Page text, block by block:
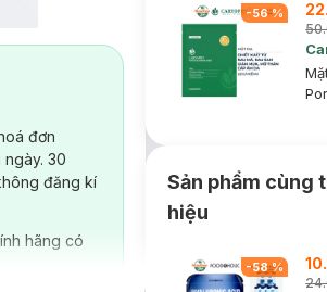
đơn
30
đăng kí
hãng có
-56%
Sản phẩm cùng
hiệu
-58%